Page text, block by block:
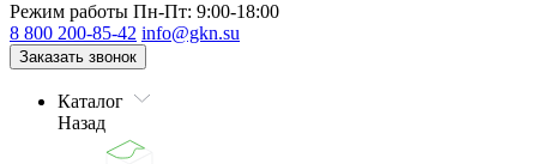
Режим работы Пн-Пт: 9:00-18:00
8 800 200-85-42 info@gkn.su
Заказать звонок
Каталог
Назад